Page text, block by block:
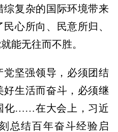
复杂的国际环境带来
心所向、民意所归、
能无往而不胜。
党坚强领导，必须团结
生活而奋斗，必须继
化……在大会上，习近
总结百年奋斗经验启